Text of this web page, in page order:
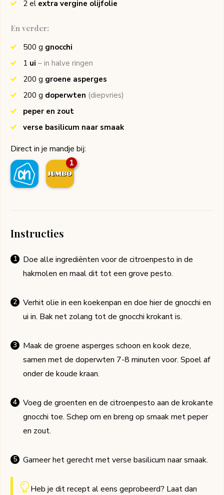
2 el extra vergine olijfolie
En verder:
500 g gnocchi
1 ui – in halve ringen
200 g groene asperges
200 g doperwten (diepvries)
peper en zout
verse basilicum naar smaak
Direct in je mandje bij:
1
Instructies
Doe alle ingrediënten voor de citroenpesto in de
hakmolen en maal dit tot een grove pesto.
Verhit olie in een koekenpan en doe hier de gnocchi en
ui in. Bak net zolang tot de gnocchi krokant is.
Maak de groene asperges schoon en kook deze,
samen met de doperwten 7-8 minuten voor. Spoel af
onder de koude kraan.
Voeg de groenten en de citroenpesto aan de krokante
gnocchi toe. Schep om en breng op smaak met peper
en zout.
Garneer het gerecht met verse basilicum naar smaak.
Heb je dit recept al eens geprobeerd? Laat dan